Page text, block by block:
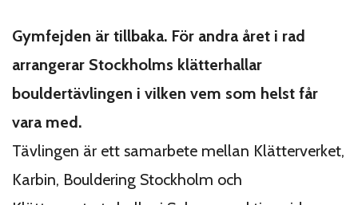
Gymfejden är tillbaka. För andra året i rad
arrangerar Stockholms klätterhallar
bouldertävlingen i vilken vem som helst får
vara med.
Tävlingen är ett samarbete mellan Klätterverket,
Karbin, Bouldering Stockholm och